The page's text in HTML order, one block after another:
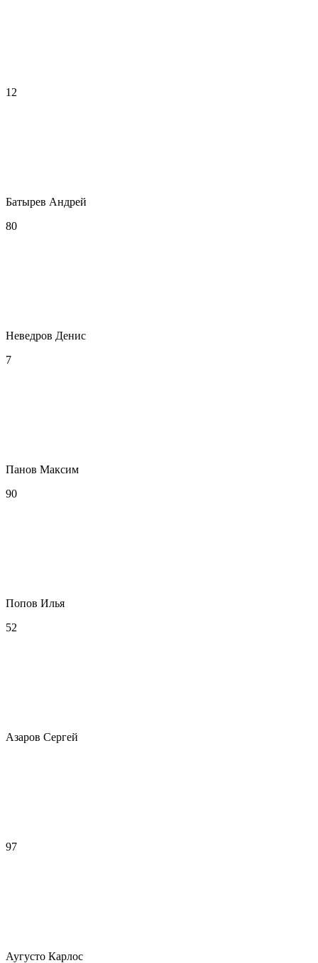
12
Батырев Андрей
80
Неведров Денис
7
Панов Максим
90
Попов Илья
52
Азаров Сергей
97
Аугусто Карлос